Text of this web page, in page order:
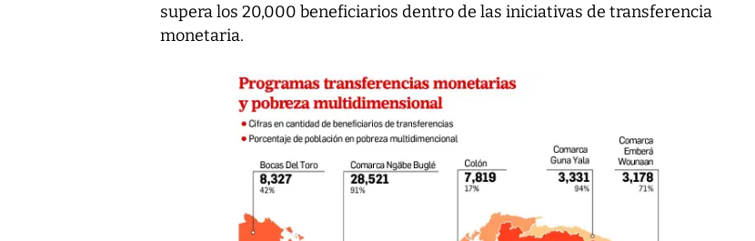
supera los 20,000 beneficiarios dentro de las iniciativas de transferencia
monetaria.